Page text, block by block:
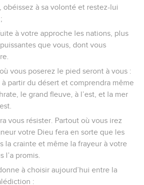
obéissez à sa volonté et restez-lui
à votre approche les nations, plus
que vous, dont vous
vous poserez le pied seront à vous :
à partir du désert et comprendra même
le grand fleuve, à l’est, et la mer
vous résister. Partout où vous irez
votre Dieu fera en sorte que les
la crainte et même la frayeur à votre
l’a promis.
à choisir aujourd’hui entre la
: